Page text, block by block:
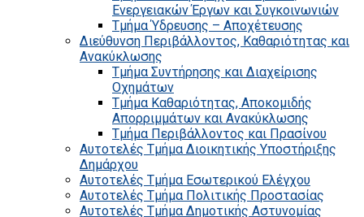
Ενεργειακών Έργων και Συγκοινωνιών
Τμήμα Ύδρευσης – Αποχέτευσης
Διεύθυνση Περιβάλλοντος, Καθαριότητας και
Ανακύκλωσης
Τμήμα Συντήρησης και Διαχείρισης
Οχημάτων
Τμήμα Καθαριότητας, Αποκομιδής
Απορριμμάτων και Ανακύκλωσης
Τμήμα Περιβάλλοντος και Πρασίνου
Αυτοτελές Τμήμα Διοικητικής Υποστήριξης
Δημάρχου
Αυτοτελές Τμήμα Εσωτερικού Ελέγχου
Αυτοτελές Τμήμα Πολιτικής Προστασίας
Αυτοτελές Τμήμα Δημοτικής Αστυνομίας